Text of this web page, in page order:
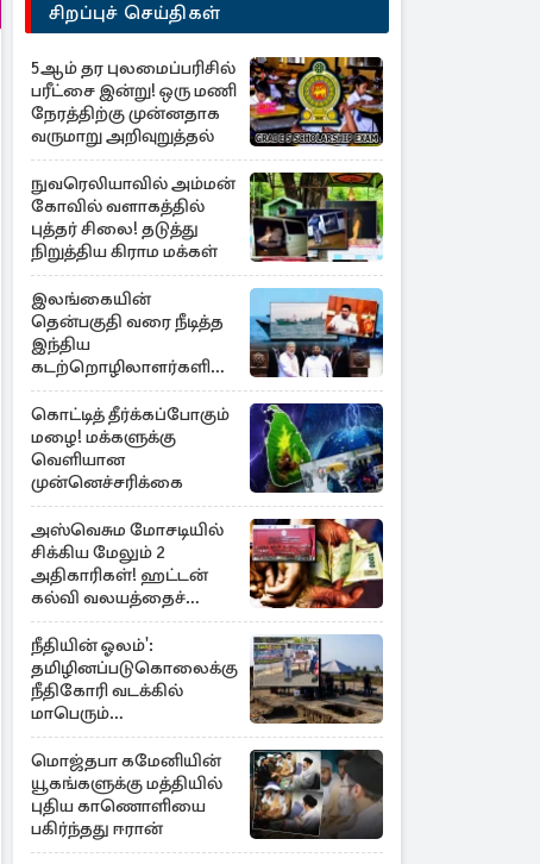
சிறப்புச் செய்திகள்
5ஆம் தர புலமைப்பரிசில்
பரீட்சை இன்று! ஒரு மணி
நேரத்திற்கு முன்னதாக
வருமாறு அறிவுறுத்தல்
நுவரெலியாவில் அம்மன்
கோவில் வளாகத்தில்
புத்தர் சிலை! தடுத்து
நிறுத்திய கிராம மக்கள்
இலங்கையின்
தென்பகுதி வரை நீடித்த
இந்திய
கடற்றொழிலாளர்களின்
ஊடுருவல்
கொட்டித் தீர்க்கப்போகும்
மழை! மக்களுக்கு
வெளியான
முன்னெச்சரிக்கை
அஸ்வெசும மோசடியில்
சிக்கிய மேலும் 2
அதிகாரிகள்! ஹட்டன்
கல்வி வலயத்தைச்
சேர்ந்த 6 ஆசிரியர்கள்
குறித்து விசாரணை
நீதியின் ஓலம்':
தமிழினப்படுகொலைக்கு
நீதிகோரி வடக்கில்
மாபெரும்
கவனயீர்ப்புப்போராட்டம்
மொஜ்தபா கமேனியின்
யூகங்களுக்கு மத்தியில்
புதிய காணொளியை
பகிர்ந்தது ஈரான்